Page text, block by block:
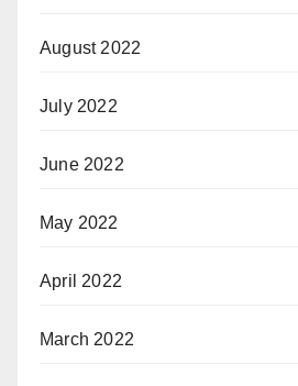
August 2022
July 2022
June 2022
May 2022
April 2022
March 2022